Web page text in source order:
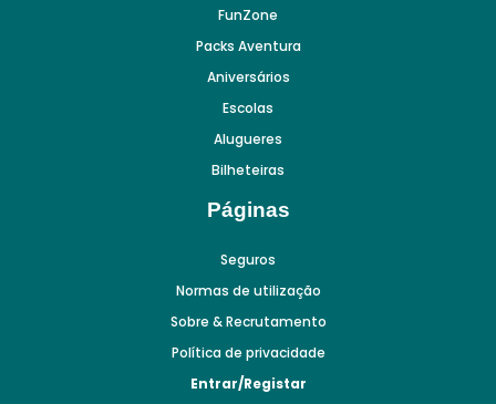
FunZone
Packs Aventura
Aniversários
Escolas
Alugueres
Bilheteiras
Páginas
Seguros
Normas de utilização
Sobre & Recrutamento
Política de privacidade
Entrar/Registar